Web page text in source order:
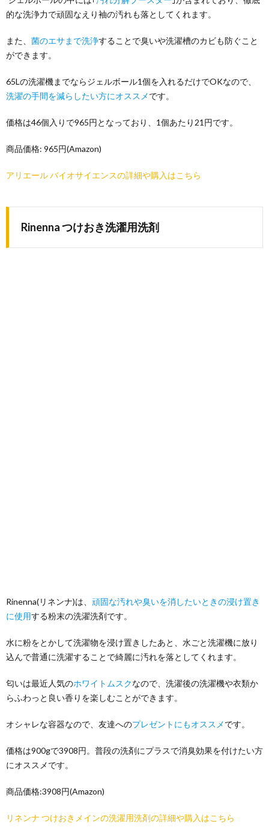
的な洗浄力で頑固なえり袖の汚れも落としてくれます。
また、 菌のエサまで洗浄することで臭いや洗濯槽のカビも防ぐこと
ができます。
65Lの洗濯機までならジェルボール1個を入れるだけでOKなので、
洗濯の手間を減らしたい方にオススメです。
価格は46個入りで965円となっており、1個あたり21円です。
商品価格: 965円(Amazon)
アリエール バイオサイエンスの詳細や購入はこちら
Rinenna つけおき洗濯用洗剤
Rinenna(リネンナ)は、 頑固な汚れや臭いを消したいときの浸け置き
に使用する粉末の洗濯洗剤です。
水に粉をとかして洗濯物を浸け置きしたあと、水ごと洗濯機に放り
込んで普通に洗濯することで綺麗に汚れを落としてくれます。
匂いは最近人気のホワイトムスクなので、洗濯後の洗濯機や衣類か
らふわっと良い香りを楽しむことができます。
オシャレな容器なので、友達へのプレゼントにもオススメです。
価格は900gで3908円。普段の洗剤にプラスで消臭効果を付けたい方
にオススメです。
商品価格:3908円(Amazon)
リネンナ つけおきメインの洗濯用洗剤の詳細や購入はこちら